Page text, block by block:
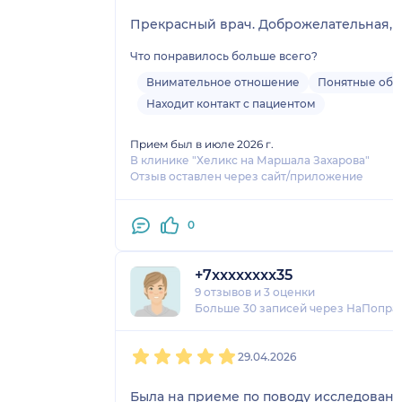
Прекрасный врач.
Что понравилось больше всего?
Внимательное отношение
Понятные
Находит контакт с пациентом
Прием был в июле 2026 г.
В клинике "Хеликс на Маршала Захарова"
Отзыв оставлен через сайт/приложение
0
+7xxxxxxxx35
9 отзывов и 3 оценки
Больше 30 записей через
29.04.2026
Была на приеме по поводу